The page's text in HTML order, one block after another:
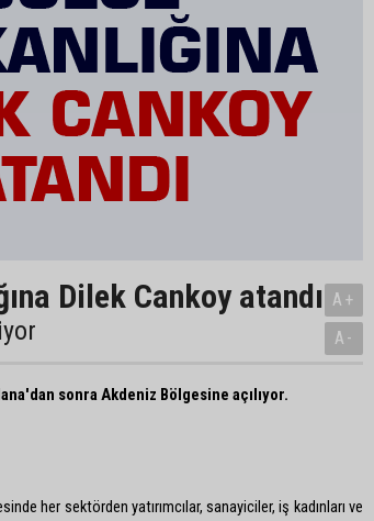
Dilek Cankoy atandı A+
A-
sonra Akdeniz Bölgesine açılıyor.
her sektörden yatırımcılar, sanayiciler, iş kadınları ve